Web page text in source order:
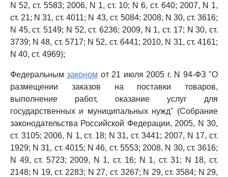
N 52, ст. 5583; 2006, N 1, ст. 10; N 6, ст. 640; 2007, N 1,
ст. 21; N 31, ст. 4011; N 43, ст. 5084; 2008, N 30, ст. 3616;
N 45, ст. 5149; N 52, ст. 6236; 2009, N 1, ст. 17; N 30, ст.
3739; N 48, ст. 5717; N 52, ст. 6441; 2010, N 31, ст. 4161;
N 40, ст. 4969);
Федеральнымзаконом от 21 июля 2005 г. N 94-ФЗ "О
размещении заказов на поставки товаров,
выполнение работ, оказание услуг для
государственных и муниципальных нужд" (Собрание
законодательства Российской Федерации, 2005, N 30,
ст. 3105; 2006, N 1, ст. 18; N 31, ст. 3441; 2007, N 17, ст.
1929; N 31, ст. 4015; N 46, ст. 5553; 2008, N 30, ст. 3616;
N 49, ст. 5723; 2009, N 1, ст. 16; N 1, ст. 31; N 18, ст.
2148; N 19, ст. 2283; N 27, ст. 3267; N 29, ст. 3584; N 29,